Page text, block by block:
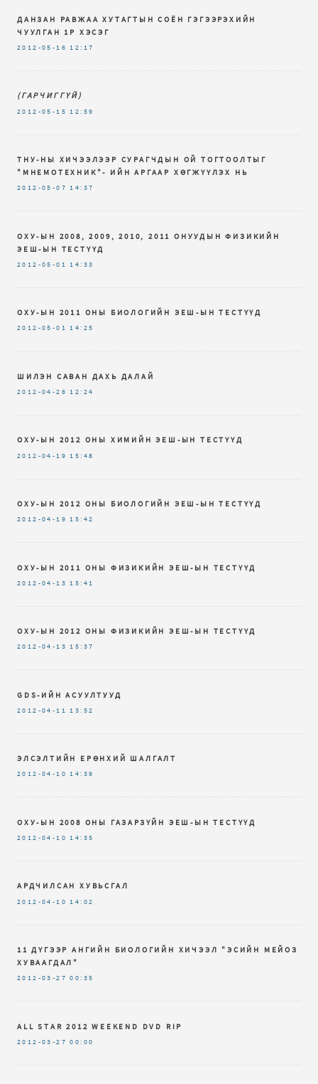
ДАНЗАН РАВЖАА ХУТАГТЫН СОЁН ГЭГЭЭРЭХИЙН
ЧУУЛГАН 1Р ХЭСЭГ
2012-05-16 12:17
(ГАРЧИГГҮЙ)
2012-05-15 12:59
ТНУ-НЫ ХИЧЭЭЛЭЭР СУРАГЧДЫН ОЙ ТОГТООЛТЫГ
"МНЕМОТЕХНИК"- ИЙН АРГААР ХӨГЖҮҮЛЭХ НЬ
2012-05-07 14:37
ОХУ-ЫН 2008, 2009, 2010, 2011 ОНУУДЫН ФИЗИКИЙН
ЭЕШ-ЫН ТЕСТҮҮД
2012-05-01 14:33
ОХУ-ЫН 2011 ОНЫ БИОЛОГИЙН ЭЕШ-ЫН ТЕСТҮҮД
2012-05-01 14:25
ШИЛЭН САВАН ДАХЬ ДАЛАЙ
2012-04-26 12:24
ОХУ-ЫН 2012 ОНЫ ХИМИЙН ЭЕШ-ЫН ТЕСТҮҮД
2012-04-19 15:48
ОХУ-ЫН 2012 ОНЫ БИОЛОГИЙН ЭЕШ-ЫН ТЕСТҮҮД
2012-04-19 15:42
ОХУ-ЫН 2011 ОНЫ ФИЗИКИЙН ЭЕШ-ЫН ТЕСТҮҮД
2012-04-13 15:41
ОХУ-ЫН 2012 ОНЫ ФИЗИКИЙН ЭЕШ-ЫН ТЕСТҮҮД
2012-04-13 15:37
GDS-ИЙН АСУУЛТУУД
2012-04-11 13:52
ЭЛСЭЛТИЙН ЕРӨНХИЙ ШАЛГАЛТ
2012-04-10 14:39
ОХУ-ЫН 2008 ОНЫ ГАЗАРЗҮЙН ЭЕШ-ЫН ТЕСТҮҮД
2012-04-10 14:35
АРДЧИЛСАН ХУВЬСГАЛ
2012-04-10 14:02
11 ДҮГЭЭР АНГИЙН БИОЛОГИЙН ХИЧЭЭЛ "ЭСИЙН МЕЙОЗ
ХУВААГДАЛ"
2012-03-27 00:35
ALL STAR 2012 WEEKEND DVD RIP
2012-03-27 00:00